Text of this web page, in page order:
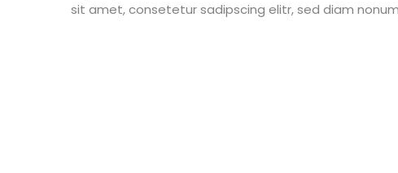
sit amet, consetetur sadipscing elitr, sed diam